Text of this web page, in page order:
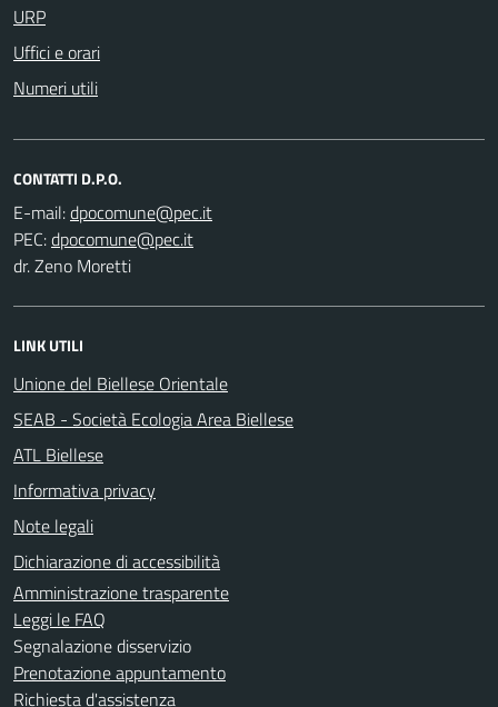
URP
Uffici e orari
Numeri utili
CONTATTI D.P.O.
E-mail:
PEC:
dr. Zeno Moretti
LINK UTILI
Unione del Biellese Orientale
SEAB - Società Ecologia Area Biellese
ATL Biellese
Informativa privacy
Note legali
Dichiarazione di accessibilità
Amministrazione trasparente
Leggi le FAQ
Segnalazione disservizio
Prenotazione appuntamento
Richiesta d'assistenza